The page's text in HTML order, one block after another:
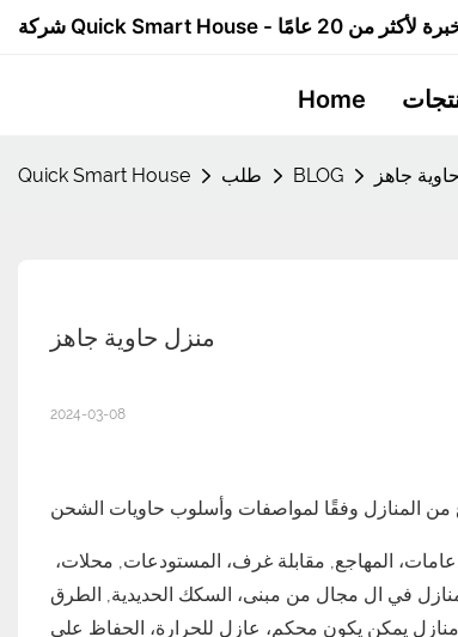
Home
Quick Smart House طلب BLOG جاهز
منزل حاوية جاهز
2024-03-08
في ال مجال من مبنى، السكك الحديدية, الطرق
يمكن يكون محكم، عازل للحرارة، الحفاظ على